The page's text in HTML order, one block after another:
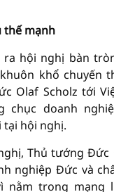
thế mạnh
ra hội nghị bàn
khổ chuyến
Olaf Scholz tới
chục doanh
hội nghị.
Thủ tướng Đức
nghiệp Đức và
nằm trong mạng